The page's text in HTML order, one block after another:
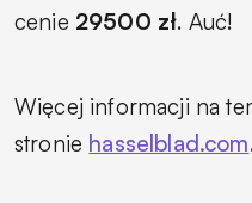
cenie 29500 zł. Auć!
Więcej informacji na
stronie hasselblad.com